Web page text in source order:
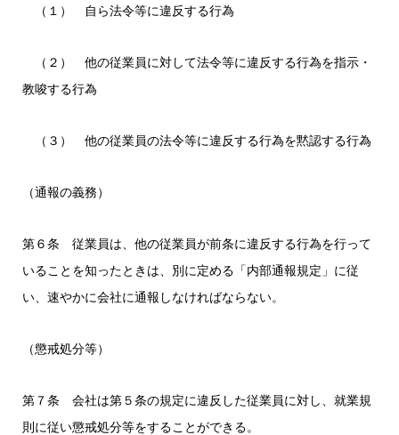
（１） 自ら法令等に違反する行為
（２） 他の従業員に対して法令等に違反する行為を指示・
教唆する行為
（３） 他の従業員の法令等に違反する行為を黙認する行為
（通報の義務）
第６条 従業員は、他の従業員が前条に違反する行為を行って
いることを知ったときは、別に定める「内部通報規定」に従
い、速やかに会社に通報しなければならない。
（懲戒処分等）
第７条 会社は第５条の規定に違反した従業員に対し、就業規
則に従い懲戒処分等をすることができる。